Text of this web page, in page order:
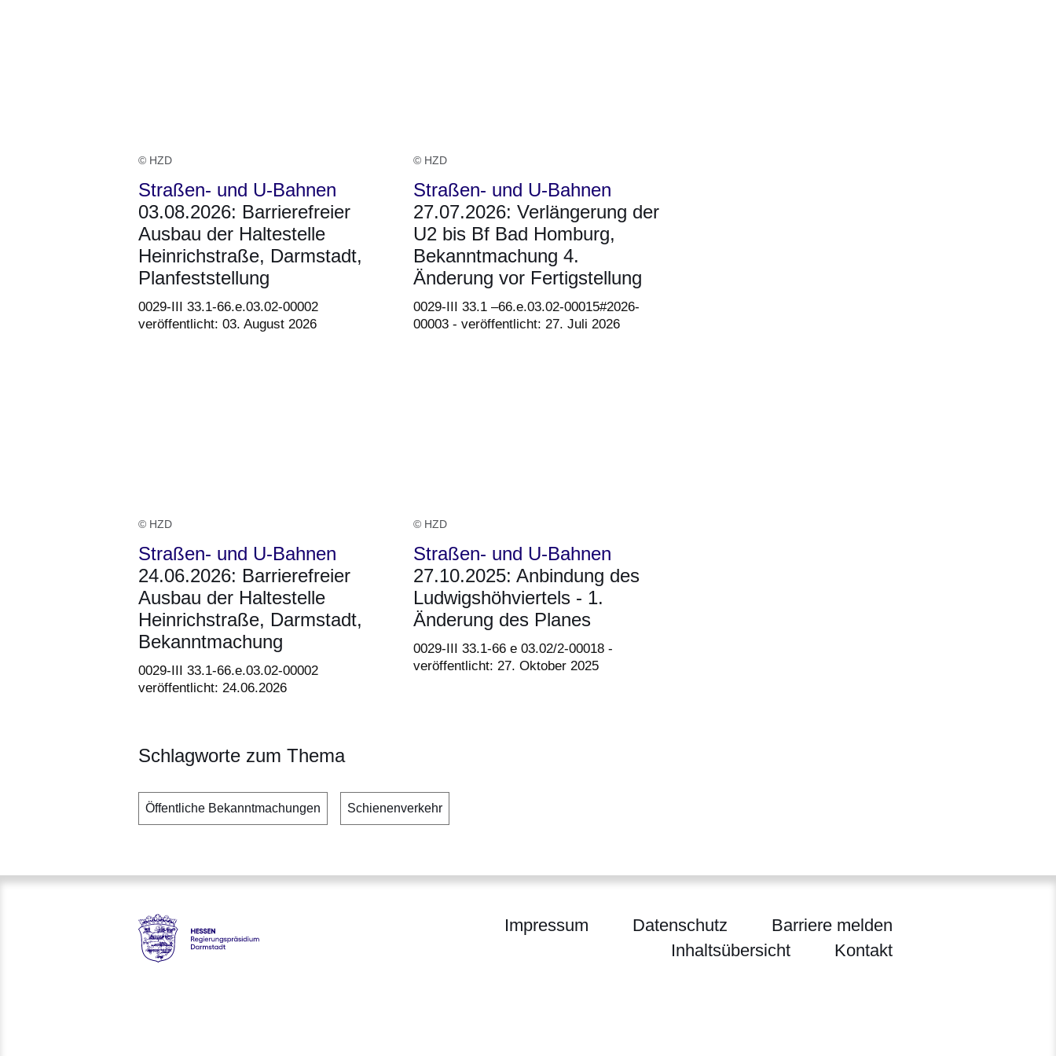
© HZD
Straßen- und U-Bahnen
03.08.2026: Barrierefreier
Ausbau der Haltestelle
Heinrichstraße, Darmstadt,
Planfeststellung
0029-III 33.1-66.e.03.02-00002
veröffentlicht: 03. August 2026
© HZD
Straßen- und U-Bahnen
27.07.2026: Verlängerung der
U2 bis Bf Bad Homburg,
Bekanntmachung 4.
Änderung vor Fertigstellung
0029-III 33.1 –66.e.03.02-00015#2026-
00003 - veröffentlicht: 27. Juli 2026
© HZD
Straßen- und U-Bahnen
24.06.2026: Barrierefreier
Ausbau der Haltestelle
Heinrichstraße, Darmstadt,
Bekanntmachung
0029-III 33.1-66.e.03.02-00002
veröffentlicht: 24.06.2026
© HZD
Straßen- und U-Bahnen
27.10.2025: Anbindung des
Ludwigshöhviertels - 1.
Änderung des Planes
0029-III 33.1-66 e 03.02/2-00018 -
veröffentlicht: 27. Oktober 2025
Schlagworte zum Thema
Öffentliche Bekanntmachungen Schienenverkehr
Impressum Datenschutz
Barriere melden
Inhaltsübersicht
Kontakt